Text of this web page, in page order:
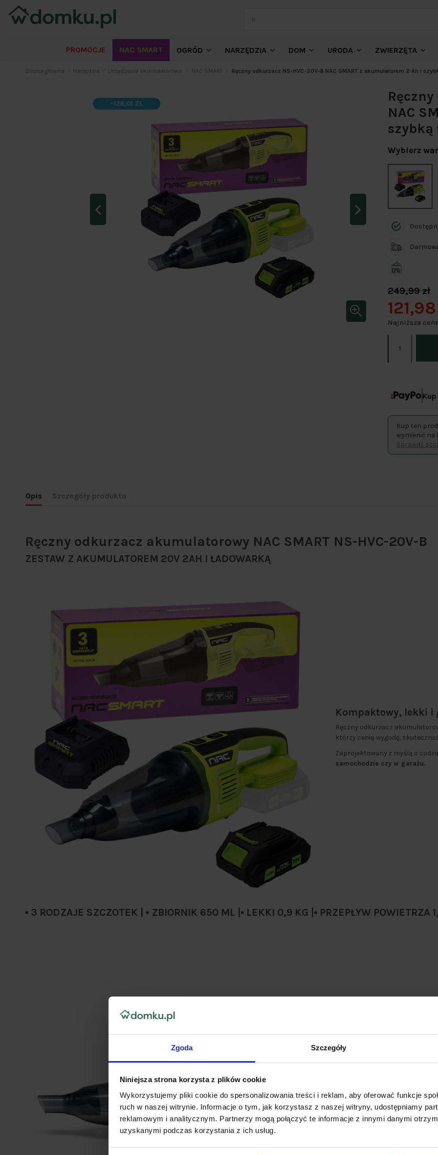
Zgoda Szczegóły
Niniejsza strona korzysta z plików cookie
Wykorzystujemy pliki cookie do spersonalizowania treści i reklam, aby oferować funkcje
ruch w naszej witrynie. Informacje o tym, jak korzystasz z naszej witryny, udostępniamy
reklamowym i analitycznym. Partnerzy mogą połączyć te informacje z innymi danymi
uzyskanymi podczas korzystania z ich usług.
PROMOCJE NAC SMART OGRÓD NARZĘDZIA DOM URODA ZWIERZĘTA
Strona główna Narzędzia Urządzenia akumulatorowe NAC SMART Ręczny odkurzacz NS-HVC-20V-B NAC SMART z akumulatorem 2 Ah i
-128,01 ZŁ
NAC
szybką
Wybierz
249,99 zł
Najniższa
Kup ten
wymienić na
Sprawdź
Opis Szczegóły produktu
Ręczny odkurzacz akumulatorowy NAC SMART NS-HVC-20V-B
ZESTAW Z AKUMULATOREM 20V 2AH I ŁADOWARKĄ
Kompaktowy, lekki i
Ręczny odkurzacz
którzy cenią wygodę,
Zaprojektowany z myślą o
samochodzie czy w garażu.
▪️ 3 RODZAJE SZCZOTEK | ▪️ ZBIORNIK 650 ML |▪️ LEKKI 0,9 KG |▪️ PRZEPŁYW POWIETRZA
❇️ Wygodne dodatki
✅System ochrony
Wskaźnik LED poziomu
✅Łatwy demontaż kapsuły i
✅Możliwość pracy z różnymi